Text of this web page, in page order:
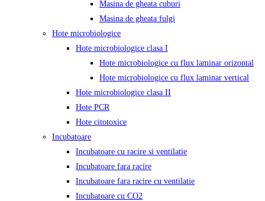
Masina de gheata cuburi
Masina de gheata fulgi
Hote microbiologice
Hote microbiologice clasa I
Hote microbiologice cu flux laminar orizontal
Hote microbiologice cu flux laminar vertical
Hote microbiologice clasa II
Hote PCR
Hote citotoxice
Incubatoare
Incubatoare cu racire si ventilatie
Incubatoare fara racire
Incubatoare fara racire cu ventilatie
Incubatoare cu CO2